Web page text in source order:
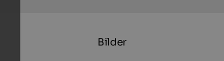
Bilder